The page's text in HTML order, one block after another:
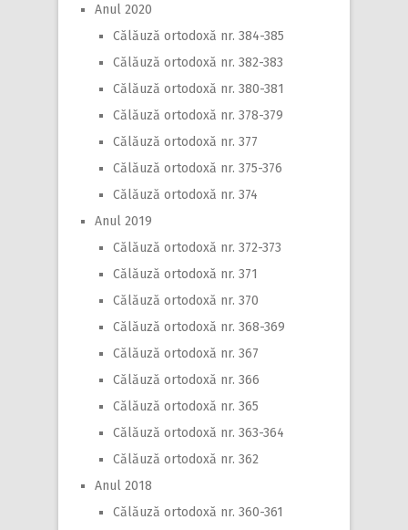
Anul 2020
Călăuză ortodoxă nr. 384-385
Călăuză ortodoxă nr. 382-383
Călăuză ortodoxă nr. 380-381
Călăuză ortodoxă nr. 378-379
Călăuză ortodoxă nr. 377
Călăuză ortodoxă nr. 375-376
Călăuză ortodoxă nr. 374
Anul 2019
Călăuză ortodoxă nr. 372-373
Călăuză ortodoxă nr. 371
Călăuză ortodoxă nr. 370
Călăuză ortodoxă nr. 368-369
Călăuză ortodoxă nr. 367
Călăuză ortodoxă nr. 366
Călăuză ortodoxă nr. 365
Călăuză ortodoxă nr. 363-364
Călăuză ortodoxă nr. 362
Anul 2018
Călăuză ortodoxă nr. 360-361